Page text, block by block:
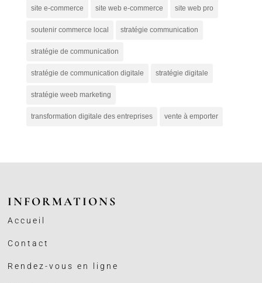
site e-commerce site web e-commerce site web pro
soutenir commerce local stratégie communication
stratégie de communication
stratégie de communication digitale stratégie digitale
stratégie weeb marketing
transformation digitale des entreprises vente à emporter
INFORMATIONS
Accueil
Contact
Rendez-vous en ligne